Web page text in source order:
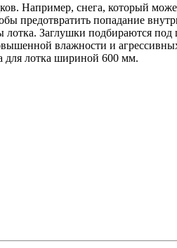
Например, снега, который
предотвратить попадание
лотка. Заглушки подбираются
влажности и
для лотка шириной 600 мм.